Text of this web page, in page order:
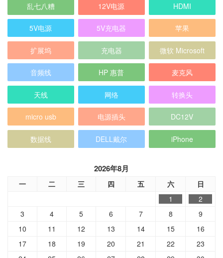
乱七八糟 12V电源 HDMI
5V电源 5V充电器 苹果
扩展坞 充电器 微软 Microsoft
音频线 HP 惠普 麦克风
天线 网络 转换头
micro usb 电源插头 DC12V
数据线 DELL戴尔 iPhone
2026年8月
一 二 三 四 五 六 日
1
2
3
4 5 6 7 8
9
10
11 12 13 14 15
16
17
18 19 20 21 22
23